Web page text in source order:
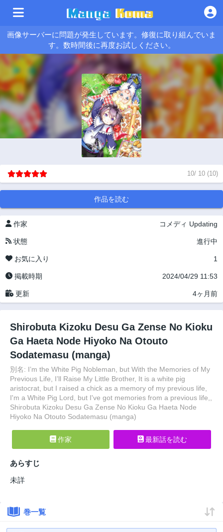
画像サーバーに問題が発生しています。修復に取り組んでいま
す。数時間後に再度お試しください。
10/ 10 (10)
作品を読む
作家 コメディ Updating
状態 進行中
お気に入り 1
掲載時期 2024/04/29 11:53
更新 4ヶ月前
Shirobuta Kizoku Desu Ga Zense No Kioku
Ga Haeta Node Hiyoko Na Otouto
Sodatemasu (manga)
別名: I’m the White Pig Nobleman, but With the Memories of My
Previous Life, I’ll Raise My Little Brother, It is a white pig
aristocrat, but I raised a chick as a memory of my previous life,
I'm a White Pig Lord, but I've got memories from a previous life,,
Shirobuta Kizoku Desu Ga Zense No Kioku Ga Haeta Node
Hiyoko Na Otouto Sodatemasu (manga)
作家 最新話を読む
あらすじ
未詳
巻一覧